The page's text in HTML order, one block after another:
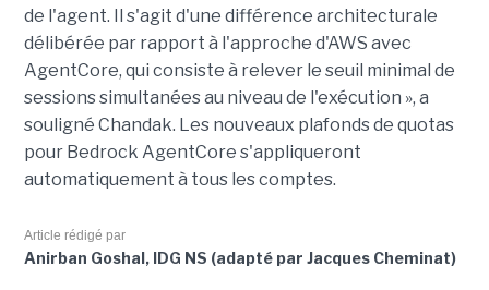
de l'agent. Il s'agit d'une différence architecturale
délibérée par rapport à l'approche d'AWS avec
AgentCore, qui consiste à relever le seuil minimal de
sessions simultanées au niveau de l'exécution », a
souligné Chandak. Les nouveaux plafonds de quotas
pour Bedrock AgentCore s'appliqueront
automatiquement à tous les comptes.
Article rédigé par
Anirban Goshal, IDG NS (adapté par Jacques Cheminat)